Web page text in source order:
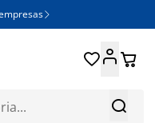


 